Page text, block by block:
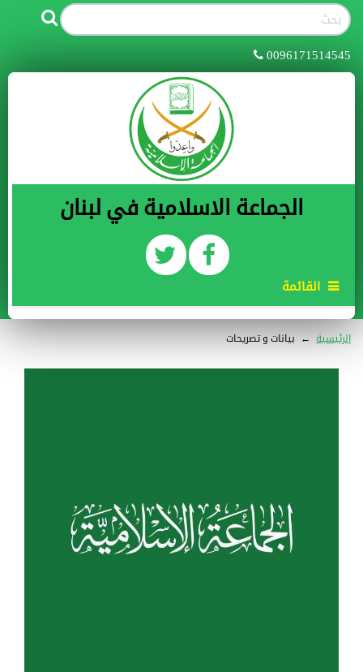
0096171514545
الجماعة الاسلامية في لبنان
القائمة
الرئيسية ← بيانات و تصريحات